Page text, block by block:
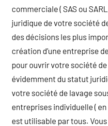
commerciale ( SAS ou
juridique de votre société
des décisions les plus
création d’une entreprise
pour ouvrir votre société
évidemment du statut
votre société de lavage
entreprises individuelle (
est utilisable par tous. Vous